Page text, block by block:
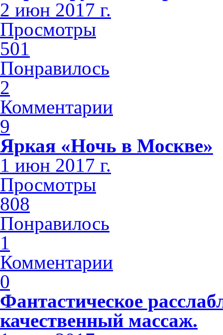
2 июн 2017 г.
Просмотры
501
Понравилось
2
Комментарии
9
Яркая «Ночь в Москве»
1 июн 2017 г.
Просмотры
808
Понравилось
1
Комментарии
0
Фантастическое
качественный массаж.